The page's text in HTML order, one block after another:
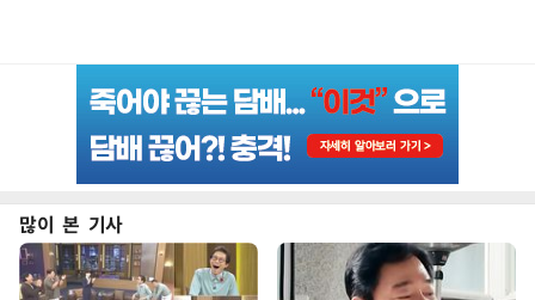
많이 본 기사